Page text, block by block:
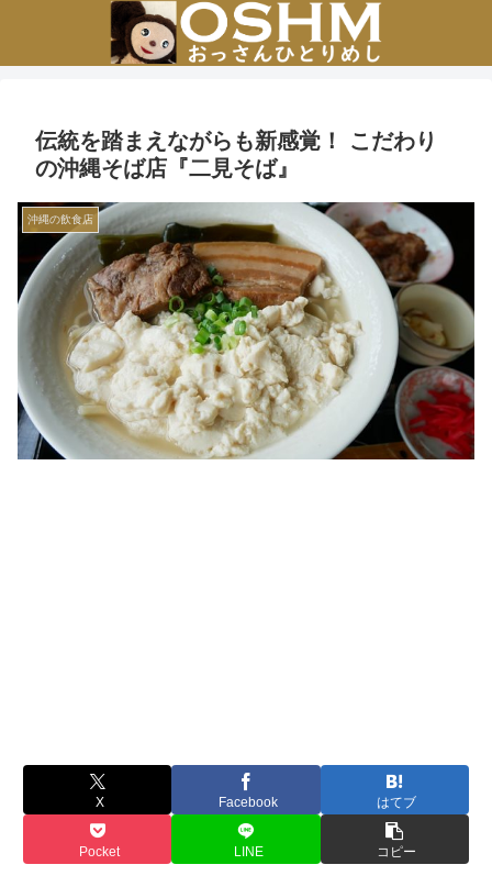
伝統を踏まえながらも新感覚！ こだわり
の沖縄そば店『二見そば』
沖縄の飲食店
X Facebook はてブ
Pocket LINE コピー